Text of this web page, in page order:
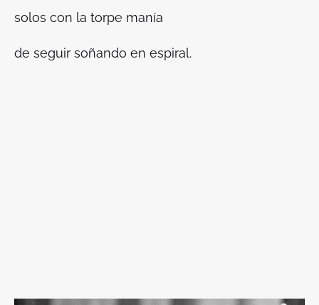
solos con la torpe manía
de seguir soñando en espiral.